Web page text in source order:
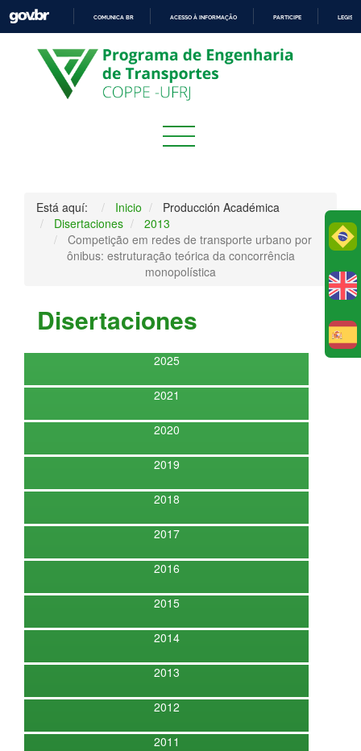
PARA
O
CONTEÚDO
COMUNICA BR ACESSO À INFORMAÇÃO PARTICIPE
Está aquí: Inicio
Producción Académica
Disertaciones
2013
Competição em redes de transporte urbano por
ônibus: estruturação teórica da concorrência
monopolística
Disertaciones
2025
2021
2020
2019
2018
2017
2016
2015
2014
2013
2012
2011